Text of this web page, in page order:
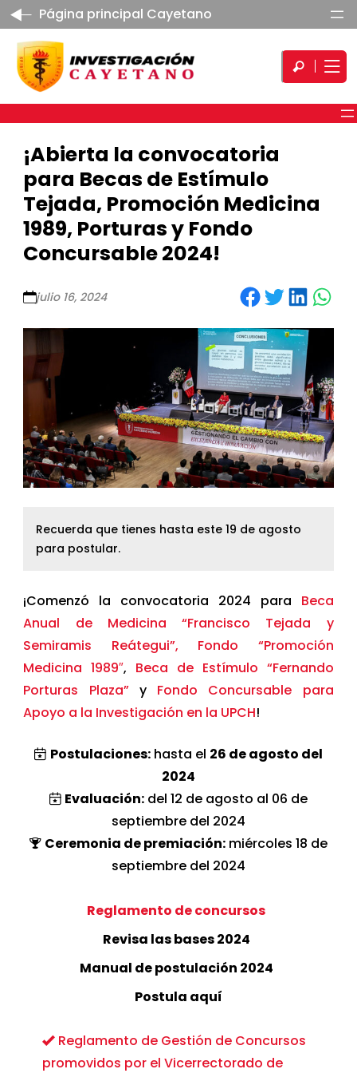
Página principal Cayetano
¡Abierta la convocatoria
para Becas de Estímulo
Tejada, Promoción Medicina
1989, Porturas y Fondo
Concursable 2024!
julio 16, 2024 Share on Facebook Share on Twitter Share on LinkedIn Share on WhatsApp
Recuerda que tienes hasta este 19 de agosto
para postular.
¡Comenzó la convocatoria 2024 para Beca
Anual de Medicina “Francisco Tejada y
Semiramis Reátegui”, Fondo “Promoción
Medicina 1989″, Beca de Estímulo “Fernando
Porturas Plaza”y Fondo Concursable para
Apoyo a la Investigación en la UPCH!
Postulaciones:hasta el 26 de agosto del
2024
Evaluación: del 12 de agosto al 06 de
septiembre del 2024
Ceremonia de premiación: miércoles 18 de
septiembre del 2024
Reglamento de concursos
Revisa las bases 2024
Manual de postulación 2024
Postula aquí
Reglamento de Gestión de Concursos
promovidos por el Vicerrectorado de